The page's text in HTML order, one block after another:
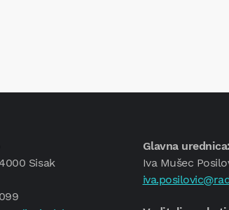
Sisak
Glavna urednica:
Iva Mušec